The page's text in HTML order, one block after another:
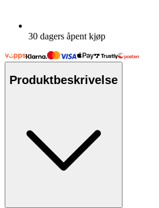
30 dagers åpent kjøp
Produktbeskrivelse